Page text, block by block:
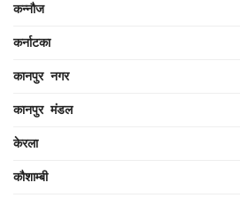
कन्नौज
कर्नाटका
कानपुर नगर
कानपुर मंडल
केरला
कौशाम्बी